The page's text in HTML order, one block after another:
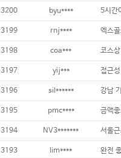
3200 byu****
3199 rnj****
3198 coa***
3197 yij*** 접근
3196 sil******
3195 pmc****
3194 NV3*******
3193 lim****